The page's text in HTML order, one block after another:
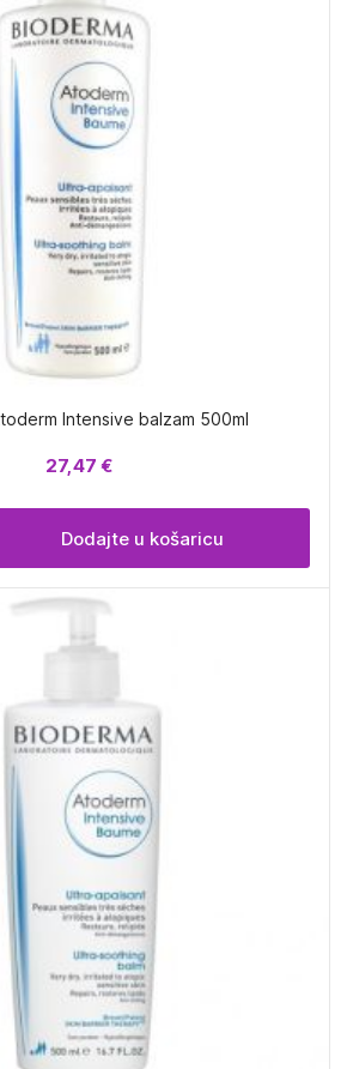
Intensive balzam 500ml
27,47 €
Dodajte u košaricu